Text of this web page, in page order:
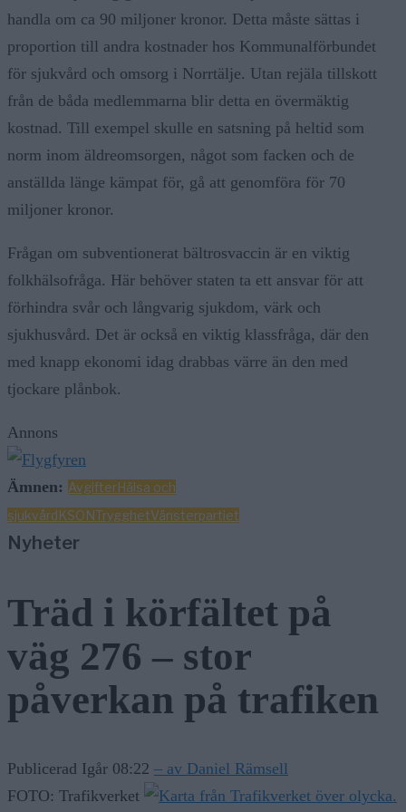
handla om ca 90 miljoner kronor. Detta måste sättas i
proportion till andra kostnader hos Kommunalförbundet
för sjukvård och omsorg i Norrtälje. Utan rejäla tillskott
från de båda medlemmarna blir detta en övermäktig
kostnad. Till exempel skulle en satsning på heltid som
norm inom äldreomsorgen, något som facken och de
anställda länge kämpat för, gå att genomföra för 70
miljoner kronor.
Frågan om subventionerat bältrosvaccin är en viktig
folkhälsofråga. Här behöver staten ta ett ansvar för att
förhindra svår och långvarig sjukdom, värk och
sjukhusvård. Det är också en viktig klassfråga, där den
med knapp ekonomi idag drabbas värre än den med
tjockare plånbok.
Annons
Ämnen: AvgifterHälsa och
sjukvårdKSONTrygghetVänsterpartiet
Nyheter
Träd i körfältet på
väg 276 – stor
påverkan på trafiken
Publicerad Igår 08:22 – av Daniel Rämsell
FOTO: Trafikverket